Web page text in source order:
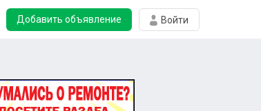
Добавить объявление Войти